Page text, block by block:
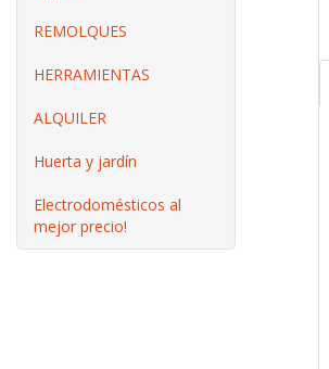
REMOLQUES
HERRAMIENTAS
ALQUILER
Huerta y jardín
Electrodomésticos al
mejor precio!